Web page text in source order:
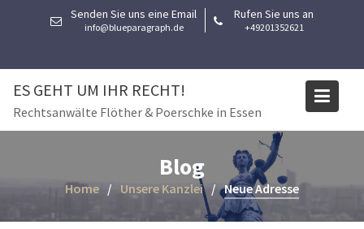
Senden Sie uns eine Email
info@blueparagraph.de
Rufen Sie uns an
+49201352621
ES GEHT UM IHR RECHT!
Rechtsanwälte Flöther & Poerschke in Essen
Blog
Home Unsere Kanzlei Neue Adresse